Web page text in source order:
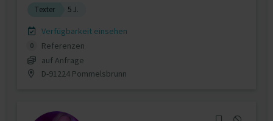
Texter
5 J.
Verfügbarkeit einsehen
0
Referenzen
auf Anfrage
D-91224 Pommelsbrunn